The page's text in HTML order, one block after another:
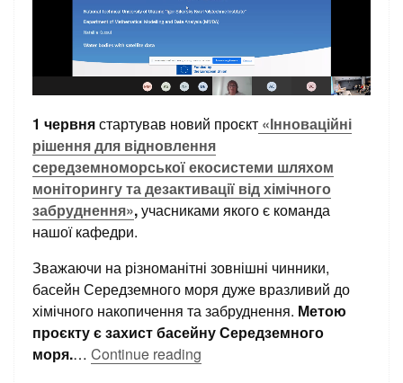
1 червнястартував новий проєкт «Інноваційні
рішення для відновлення
середземноморської екосистеми шляхом
моніторингу та дезактивації від хімічного
забруднення»,учасниками якого є команда
нашої кафедри.
Зважаючи на різноманітні зовнішні чинники,
басейн Середземного моря дуже вразливий до
хімічного накопичення та забруднення. Метою
проєкту є захист басейну Середземного
моря.… Continue reading